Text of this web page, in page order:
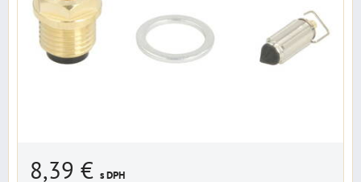
8,39 € s DPH